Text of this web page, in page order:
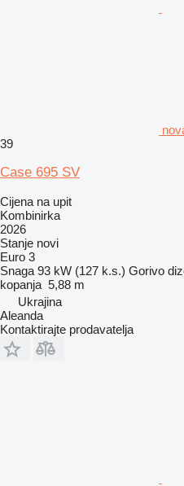
39
Case 695 SV
Cijena na upit
Kombinirka
2026
Stanje novi
Euro 3
Snaga 93 kW (127 k.s.) Gorivo
kopanja 5,88 m
Ukrajina
Aleanda
Kontaktirajte prodavatelja